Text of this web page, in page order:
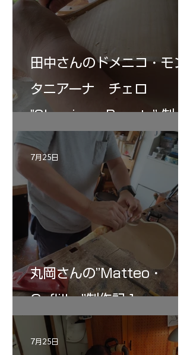
田中さんのドメニコ・モン
タニアーナ チェロ
"Sleeping・Beauty” 制作
記 30
丸岡さんの”Matteo・
Gofliller”制作記１
7月25日
7月25日